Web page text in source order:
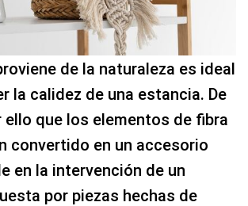
de la naturaleza es ideal
la calidez de una estancia. De
ello que los elementos de fibra
convertido en un accesorio
en la intervención de un
por piezas hechas de